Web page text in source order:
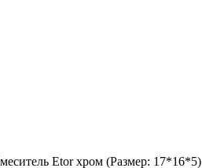
Etor хром (Размер: 17*16*5)